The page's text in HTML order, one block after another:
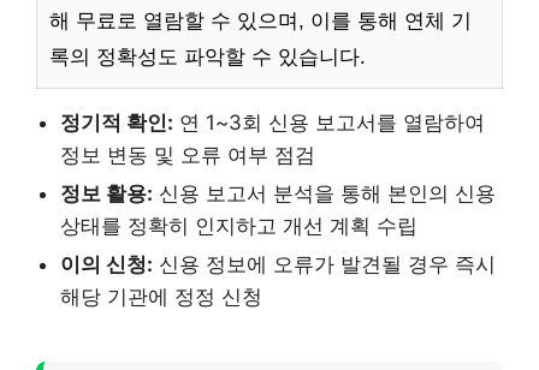
해 무료로 열람할 수 있으며, 이를 통해 연체 기
록의 정확성도 파악할 수 있습니다.
정기적 확인: 연 1~3회 신용 보고서를 열람하여
정보 변동 및 오류 여부 점검
정보 활용: 신용 보고서 분석을 통해 본인의 신용
상태를 정확히 인지하고 개선 계획 수립
이의 신청: 신용 정보에 오류가 발견될 경우 즉시
해당 기관에 정정 신청